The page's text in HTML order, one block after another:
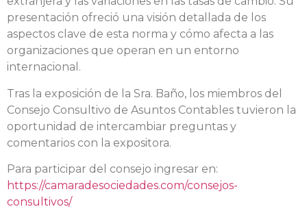
presentación ofreció una visión detallada de los
aspectos clave de esta norma y cómo afecta a las
organizaciones que operan en un entorno
internacional.
Tras la exposición de la Sra. Baño, los miembros del
Consejo Consultivo de Asuntos Contables tuvieron la
oportunidad de intercambiar preguntas y
comentarios con la expositora.
Para participar del consejo ingresar en:
https://camaradesociedades.com/consejos-
consultivos/